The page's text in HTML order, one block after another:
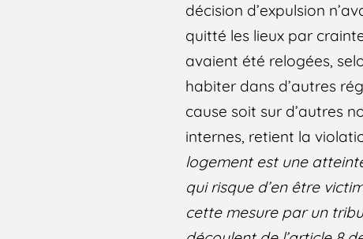
décision d’expulsion
quitté les lieux par
avaient été relogées,
habiter dans d’autres
cause soit sur d’autres
internes, retient la
logement est une
qui risque d’en être
cette mesure par un